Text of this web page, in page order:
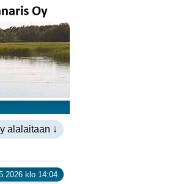
alalaitaan ↓
klo 14:04